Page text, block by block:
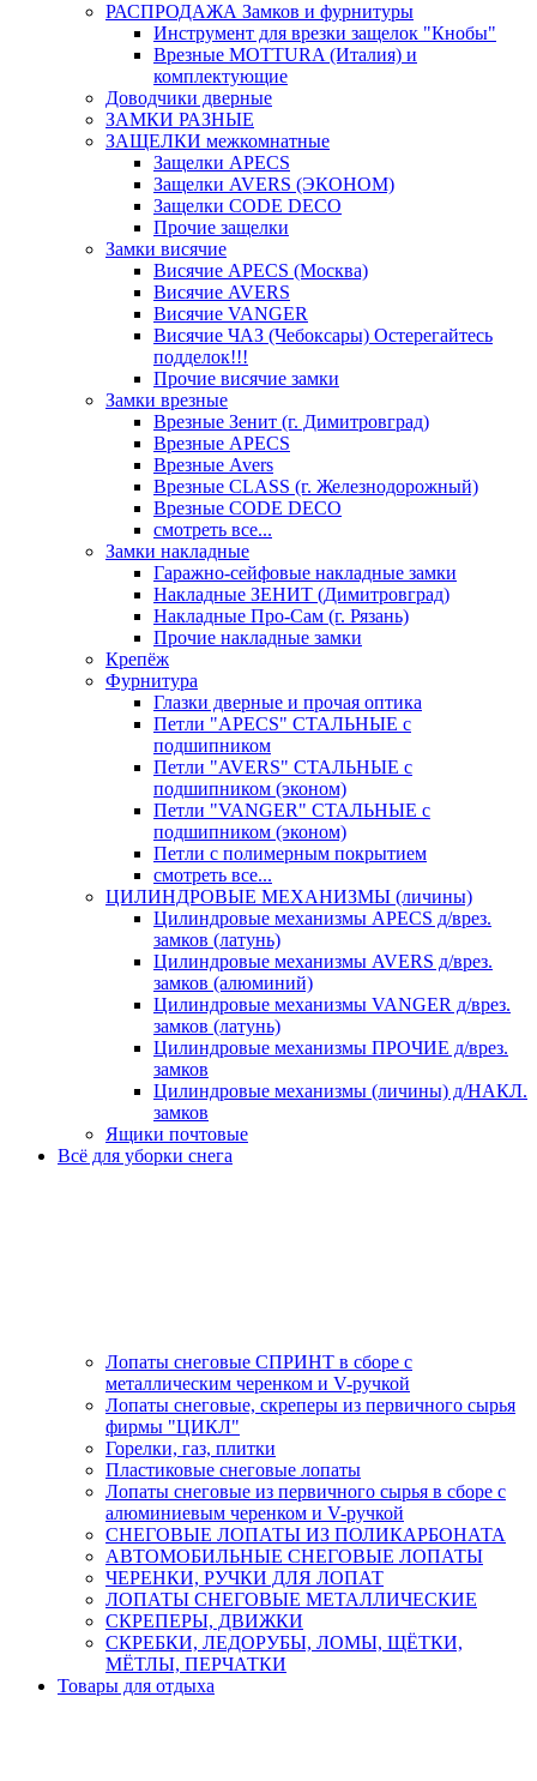
РАСПРОДАЖА Замков и фурнитуры
Инструмент для врезки защелок "Кнобы"
Врезные MOTTURA (Италия) и
комплектующие
Доводчики дверные
ЗАМКИ РАЗНЫЕ
ЗАЩЕЛКИ межкомнатные
Защелки APECS
Защелки AVERS (ЭКОНОМ)
Защелки CODE DECO
Прочие защелки
Замки висячие
Висячие APECS (Москва)
Висячие AVERS
Висячие VANGER
Висячие ЧАЗ (Чебоксары) Остерегайтесь
подделок!!!
Прочие висячие замки
Замки врезные
Врезные Зенит (г. Димитровград)
Врезные APECS
Врезные Avers
Врезные CLASS (г. Железнодорожный)
Врезные CODE DECO
смотреть все...
Замки накладные
Гаражно-сейфовые накладные замки
Накладные ЗЕНИТ (Димитровград)
Накладные Про-Сам (г. Рязань)
Прочие накладные замки
Крепёж
Фурнитура
Глазки дверные и прочая оптика
Петли "APECS" СТАЛЬНЫЕ с
подшипником
Петли "AVERS" СТАЛЬНЫЕ с
подшипником (эконом)
Петли "VANGER" СТАЛЬНЫЕ с
подшипником (эконом)
Петли с полимерным покрытием
смотреть все...
ЦИЛИНДРОВЫЕ МЕХАНИЗМЫ (личины)
Цилиндровые механизмы APECS д/врез.
замков (латунь)
Цилиндровые механизмы AVERS д/врез.
замков (алюминий)
Цилиндровые механизмы VANGER д/врез.
замков (латунь)
Цилиндровые механизмы ПРОЧИЕ д/врез.
замков
Цилиндровые механизмы (личины) д/НАКЛ.
замков
Ящики почтовые
Всё для уборки снега
Лопаты снеговые СПРИНТ в сборе с
металлическим черенком и V-ручкой
Лопаты снеговые, скреперы из первичного сырья
фирмы "ЦИКЛ"
Горелки, газ, плитки
Пластиковые снеговые лопаты
Лопаты снеговые из первичного сырья в сборе с
алюминиевым черенком и V-ручкой
СНЕГОВЫЕ ЛОПАТЫ ИЗ ПОЛИКАРБОНАТА
АВТОМОБИЛЬНЫЕ СНЕГОВЫЕ ЛОПАТЫ
ЧЕРЕНКИ, РУЧКИ ДЛЯ ЛОПАТ
ЛОПАТЫ СНЕГОВЫЕ МЕТАЛЛИЧЕСКИЕ
СКРЕПЕРЫ, ДВИЖКИ
СКРЕБКИ, ЛЕДОРУБЫ, ЛОМЫ, ЩЁТКИ,
МЁТЛЫ, ПЕРЧАТКИ
Товары для отдыха